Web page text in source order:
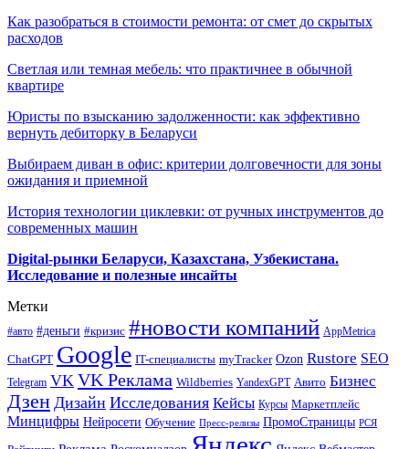
Как разобраться в стоимости ремонта: от смет до скрытых
расходов
Светлая или темная мебель: что практичнее в обычной
квартире
Юристы по взысканию задолженности: как эффективно
вернуть дебиторку в Беларуси
Выбираем диван в офис: критерии долговечности для зоны
ожидания и приемной
История технологии циклевки: от ручных инструментов до
современных машин
Digital-рынки Беларуси, Казахстана, Узбекистана.
Исследование и полезные инсайты
Метки
#авто #деньги #кризис #новости компаний AppMetrica
ChatGPT Google IT-специалисты myTracker Ozon Rustore SEO
Telegram VK VK Реклама Wildberries YandexGPT Авито Бизнес
Дзен Дизайн Исследования Кейсы Курсы Маркетплейс
Минцифры Нейросети Обучение Пресс-релизы ПромоСтраницы РСЯ